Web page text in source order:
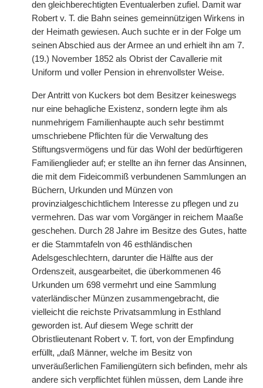
den gleichberechtigten Eventualerben zufiel. Damit war
Robert v. T. die Bahn seines gemeinnützigen Wirkens in
der Heimath gewiesen. Auch suchte er in der Folge um
seinen Abschied aus der Armee an und erhielt ihn am 7.
(19.) November 1852 als Obrist der Cavallerie mit
Uniform und voller Pension in ehrenvollster Weise.
Der Antritt von Kuckers bot dem Besitzer keineswegs
nur eine behagliche Existenz, sondern legte ihm als
nunmehrigem Familienhaupte auch sehr bestimmt
umschriebene Pflichten für die Verwaltung des
Stiftungsvermögens und für das Wohl der bedürftigeren
Familienglieder auf; er stellte an ihn ferner das Ansinnen,
die mit dem Fideicommiß verbundenen Sammlungen an
Büchern, Urkunden und Münzen von
provinzialgeschichtlichem Interesse zu pflegen und zu
vermehren. Das war vom Vorgänger in reichem Maaße
geschehen. Durch 28 Jahre im Besitze des Gutes, hatte
er die Stammtafeln von 46 esthländischen
Adelsgeschlechtern, darunter die Hälfte aus der
Ordenszeit, ausgearbeitet, die überkommenen 46
Urkunden um 698 vermehrt und eine Sammlung
vaterländischer Münzen zusammengebracht, die
vielleicht die reichste Privatsammlung in Esthland
geworden ist. Auf diesem Wege schritt der
Obristlieutenant Robert v. T. fort, von der Empfindung
erfüllt, „daß Männer, welche im Besitz von
unveräußerlichen Familiengütern sich befinden, mehr als
andere sich verpflichtet fühlen müssen, dem Lande ihre